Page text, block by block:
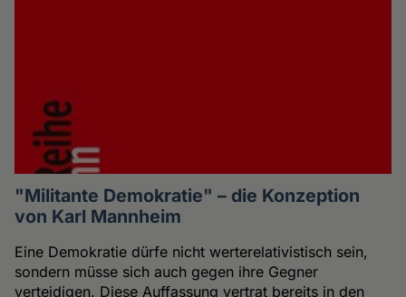
"Militante Demokratie" – die Konzeption
von Karl Mannheim
Eine Demokratie dürfe nicht werterelativistisch sein,
sondern müsse sich auch gegen ihre Gegner
verteidigen. Diese Auffassung vertrat bereits in den